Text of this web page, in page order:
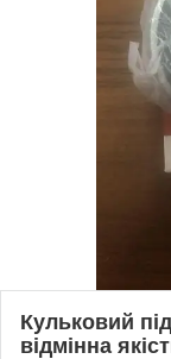
Кульковий
відмінна